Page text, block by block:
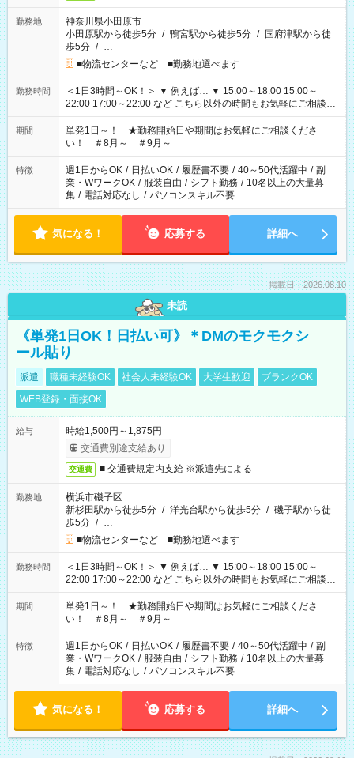
勤務地
神奈川県小田原市
小田原駅から徒歩5分 / 鴨宮駅から徒歩5分 / 国府津駅から徒
歩5分 / …
■物流センターなど ■勤務地選べます
勤務時間
＜1日3時間～OK！＞ ▼ 例えば… ▼ 15:00～18:00 15:00～
22:00 17:00～22:00 など こちら以外の時間もお気軽にご相談く
ださい！
期間
単発1日～！ ★勤務開始日や期間はお気軽にご相談くださ
い！ ＃8月～ ＃9月～
特徴 週1日からOK / 日払いOK / 履歴書不要 / 40～50代活躍中 / 副
業・WワークOK / 服装自由 / シフト勤務 / 10名以上の大量募
集 / 電話対応なし / パソコンスキル不要
気になる！ 応募する 詳細へ
掲載日：2026.08.10
未読
《単発1日OK！日払い可》＊DMのモクモクシ
ール貼り
派遣 職種未経験OK 社会人未経験OK 大学生歓迎
ブランクOK
WEB登録・面接OK
給与
時給1,500円～1,875円
交通費別途支給あり
交通費 ■ 交通費規定内支給 ※派遣先による
勤務地
横浜市磯子区
新杉田駅から徒歩5分 / 洋光台駅から徒歩5分 / 磯子駅から徒
歩5分 / …
■物流センターなど ■勤務地選べます
勤務時間
＜1日3時間～OK！＞ ▼ 例えば… ▼ 15:00～18:00 15:00～
22:00 17:00～22:00 など こちら以外の時間もお気軽にご相談く
ださい！
期間
単発1日～！ ★勤務開始日や期間はお気軽にご相談くださ
い！ ＃8月～ ＃9月～
特徴 週1日からOK / 日払いOK / 履歴書不要 / 40～50代活躍中 / 副
業・WワークOK / 服装自由 / シフト勤務 / 10名以上の大量募
集 / 電話対応なし / パソコンスキル不要
気になる！ 応募する 詳細へ